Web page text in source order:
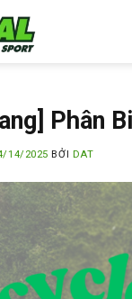
Phân
14/2025 BỞI DAT